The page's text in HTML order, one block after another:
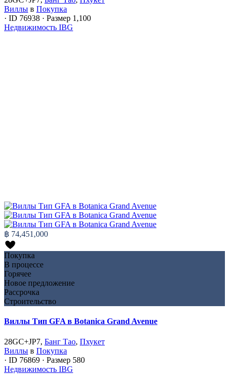
Виллы в Покупка
· ID 76938 · Размер 1,100
Недвижимость IBG
฿ 74,451,000
Покупка
В процессе
Горячее
Новое предложение
Рассрочка
Строительство
Виллы Тип GFA в Botanica Grand Avenue
28GC+JP7, Банг Тао, Пхукет
Виллы в Покупка
· ID 76869 · Размер 580
Недвижимость IBG